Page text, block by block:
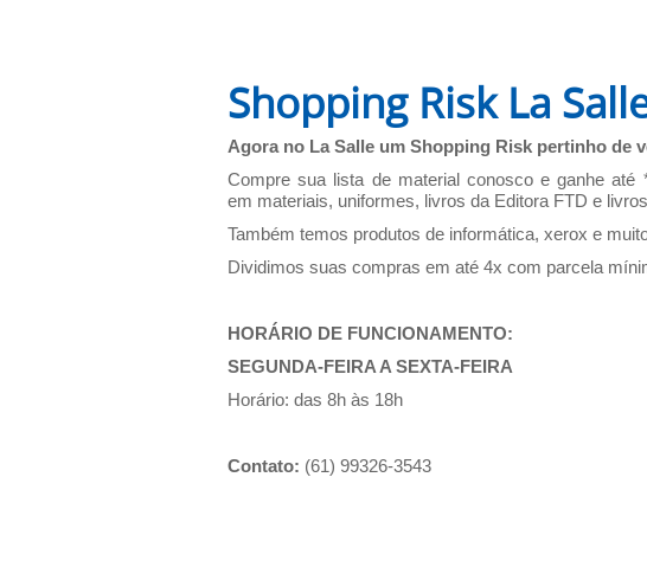
Shopping Risk La
Agora no La Salle um Shopping Risk pertinho de
Compre sua lista de material conosco e ganhe até
em materiais, uniformes, livros da Editora FTD e
Também temos produtos de informática, xerox e
Dividimos suas compras em até 4x com parcela
HORÁRIO DE FUNCIONAMENTO:
SEGUNDA-FEIRA A SEXTA-FEIRA
Horário: das 8h às 18h
Contato: (61) 99326-3543